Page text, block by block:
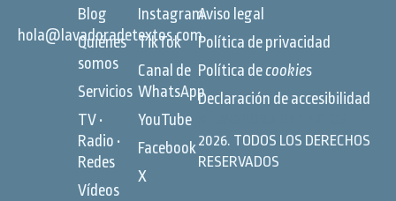
hola@lavadoradetextos.com
Blog
Quiénes
somos
Servicios
TV •
Radio •
Redes
Vídeos
Instagram
TikTok
Canal de
WhatsApp
YouTube
Facebook
X
Aviso legal
Política de privacidad
Política decookies
Declaración de accesibilidad
2026. TODOS LOS DERECHOS
RESERVADOS